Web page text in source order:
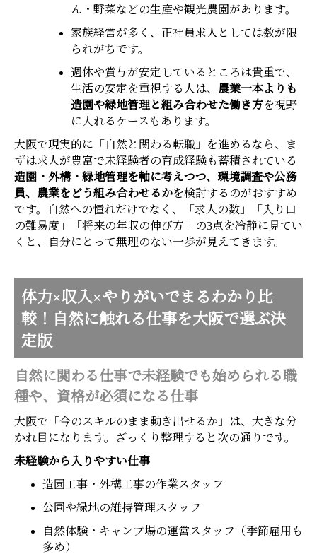
ん・野菜などの生産や観光農園があります。
家族経営が多く、正社員求人としては数が限
られがちです。
週休や賞与が安定しているところは貴重で、
生活の安定を重視する人は、
農業一本よりも
造園や緑地管理と組み合わせた働き方を視野
に入れるケースもあります。
大阪で現実的に「自然と関わる転職」を進めるなら、ま
ずは求人が豊富で未経験者の育成経験も蓄積されている
造園・外構・緑地管理を軸に考えつつ、環境調査や公務
員、農業をどう組み合わせるかを検討するのがおすすめ
です。自然への憧れだけでなく、「求人の数」「入り口
の難易度」「将来の年収の伸び方」の3点を冷静に見てい
くと、自分にとって無理のない一歩が見えてきます。
体力×収入×やりがいでまるわかり比
較！自然に触れる仕事を大阪で選ぶ決
定版
自然に関わる仕事で未経験でも始められる職
種や、資格が必須になる仕事
大阪で「今のスキルのまま動き出せるか」は、大きな分
かれ目になります。ざっくり整理すると次の通りです。
未経験から入りやすい仕事
造園工事・外構工事の作業スタッフ
公園や緑地の維持管理スタッフ
自然体験・キャンプ場の運営スタッフ（季節雇用も
多め）